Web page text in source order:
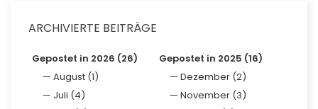
ARCHIVIERTE BEITRÄGE
Gepostet in 2026 (26)
August (1)
Juli (4)
Gepostet in 2025 (16)
Dezember (2)
November (3)